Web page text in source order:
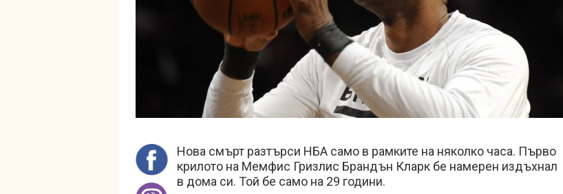
Нова смърт разтърси НБА само в рамките на няколко часа. Първо
крилото на Мемфис Гризлис Брандън Кларк бе намерен издъхнал
в дома си. Той бе само на 29 години.